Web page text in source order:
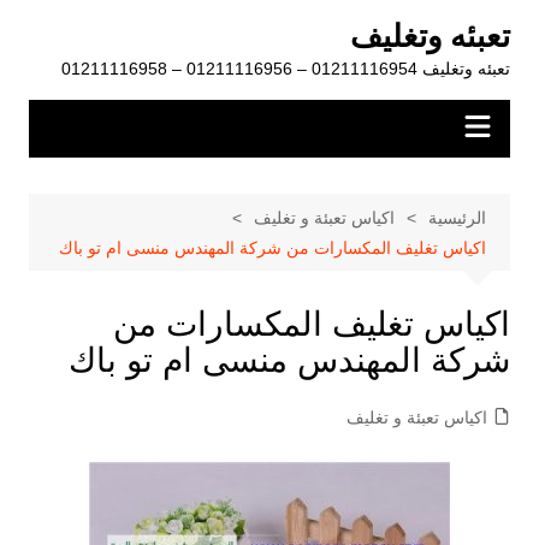
المحتوى
تعبئه وتغليف
تعبئه وتغليف 01211116954 – 01211116956 – 01211116958
الرئيسية
اكياس تعبئة و تغليف
اكياس تغليف المكسارات من شركة المهندس منسى ام تو باك
اكياس تغليف المكسارات من
شركة المهندس منسى ام تو باك
اكياس تعبئة و تغليف